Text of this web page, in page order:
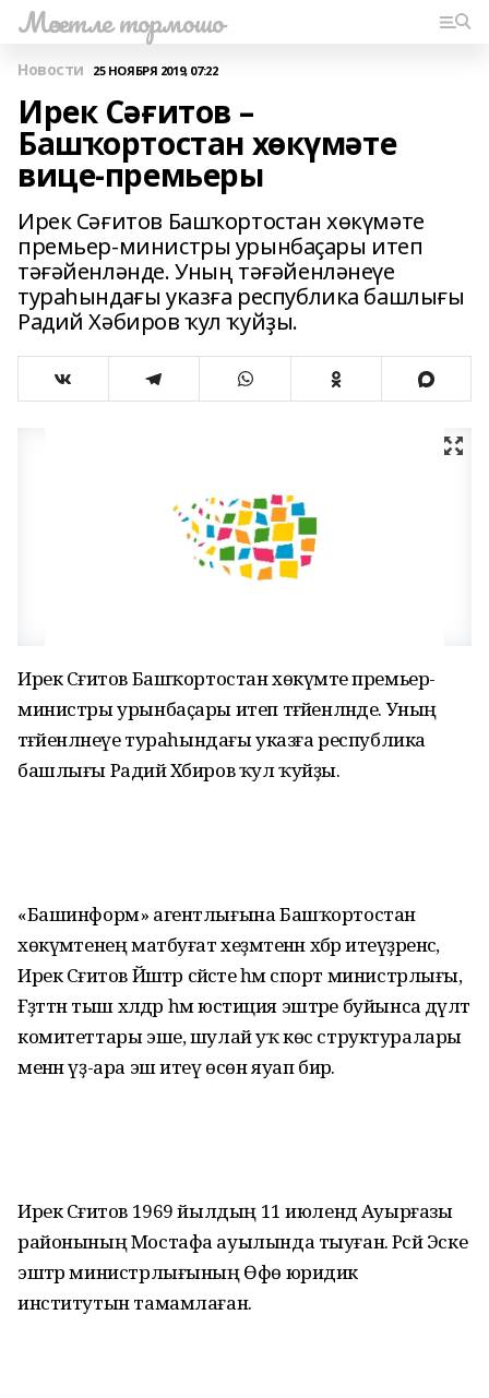
Мәсетле тормошо
Новости 25 НОЯБРЯ 2019, 07:22
Ирек Сәғитов –
Башҡортостан хөкүмәте
вице-премьеры
Ирек Сәғитов Башҡортостан хөкүмәте
премьер-министры урынбаҫары итеп
тәғәйенләнде. Уның тәғәйенләнеүе
тураһындағы указға республика башлығы
Радий Хәбиров ҡул ҡуйҙы.
Ирек Сәғитов Башҡортостан хөкүмәте премьер-
министры урынбаҫары итеп тәғәйенләнде. Уның
тәғәйенләнеүе тураһындағы указға республика
башлығы Радий Хәбиров ҡул ҡуйҙы.
«Башинформ» агентлығына Башҡортостан
хөкүмәтенең матбуғат хеҙмәтенән хәбәр итеүҙәренсә,
Ирек Сәғитов Йәштәр сәйәсәте һәм спорт министрлығы,
Ғәҙәттән тыш хәлдәр һәм юстиция эштәре буйынса дәүләт
комитеттары эше, шулай уҡ көс структуралары
менән үҙ-ара эш итеү өсөн яуап бирә.
Ирек Сәғитов 1969 йылдың 11 июлендә Ауырғазы
районының Мостафа ауылында тыуған. Рәсәй Эске
эштәр министрлығының Өфө юридик
институтын тамамлаған.